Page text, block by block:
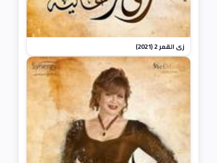
زي القمر 2 (2021)